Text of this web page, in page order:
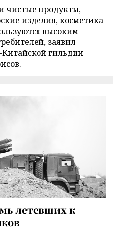
чистые продукты,
изделия, косметика
высоким
заявил
Китайской гильдии
летевших к